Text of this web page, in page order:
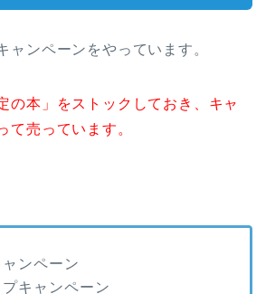
ャンペーンをやっています。
の本」をストックしておき、キャ
て売っています。
ンペーン
キャンペーン